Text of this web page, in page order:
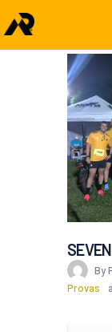
By
Provas